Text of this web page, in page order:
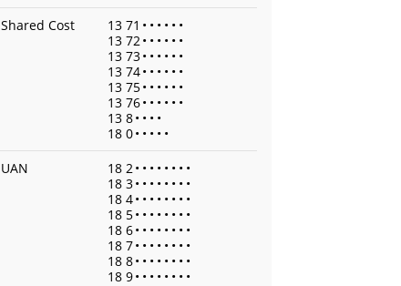
Shared Cost
13 71 • • • • • •
13 72• • • • • •
13 73• • • • • •
13 74• • • • • •
13 75• • • • • •
13 76• • • • • •
13 8• • • •
18 0• • • • •
UAN
18 2• • • • • • • •
18 3• • • • • • • •
18 4• • • • • • • •
18 5• • • • • • • •
18 6• • • • • • • •
18 7• • • • • • • •
18 8• • • • • • • •
18 9• • • • • • • •